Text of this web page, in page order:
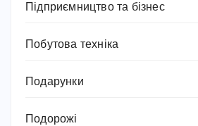
Підприємництво та бізнес
Побутова техніка
Подарунки
Подорожі